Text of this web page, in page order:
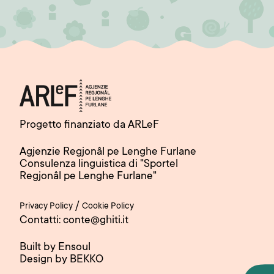
Progetto finanziato da ARLeF
Agjenzie Regjonâl pe Lenghe Furlane
Consulenza linguistica di "Sportel
Regjonâl pe Lenghe Furlane"
Privacy Policy / Cookie Policy
Contatti: conte@ghiti.it
Built by Ensoul
Design by BEKKO